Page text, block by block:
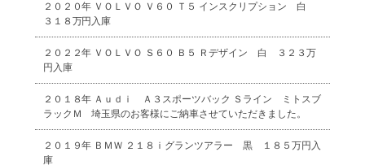
２０２０年 ＶＯＬＶＯ Ｖ６０ Ｔ５ インスクリプション 白
３１８万円入庫
２０２２年 ＶＯＬＶＯ Ｓ６０ Ｂ５ Ｒデザイン 白 ３２３万
円入庫
２０１８年 Ａｕｄｉ Ａ３スポーツバック Ｓライン ミトスブ
ラックＭ 埼玉県のお客様にご納車させていただきました。
２０１９年 ＢＭＷ ２１８ｉグランツアラー 黒 １８５万円入
庫